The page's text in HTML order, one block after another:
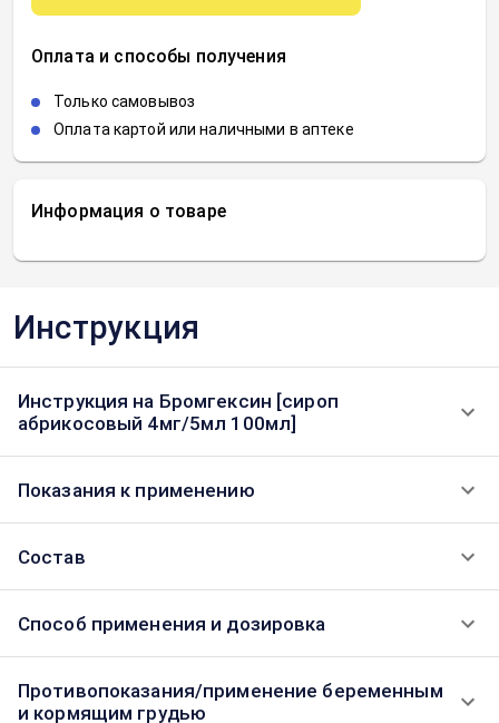
Информация о товаре
Оплата и способы получения
Только самовывоз
Оплата картой или наличными в аптеке
Инструкция
Инструкция на Бромгексин [сироп
абрикосовый 4мг/5мл 100мл]
Показания к применению
Состав
Способ применения и дозировка
Противопоказания/применение беременным
и кормящим грудью